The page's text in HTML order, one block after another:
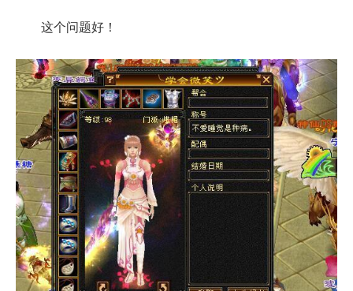
这个问题好！